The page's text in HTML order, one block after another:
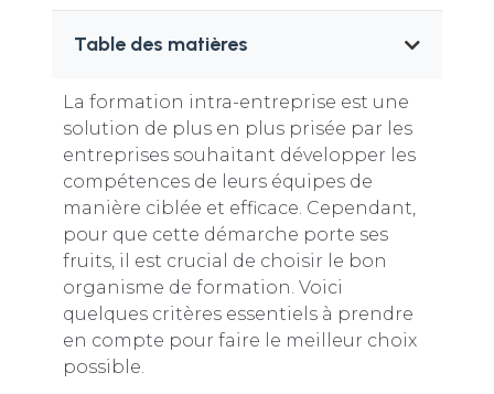
Table des matières
La formation intra-entreprise est une
solution de plus en plus prisée par les
entreprises souhaitant développer les
compétences de leurs équipes de
manière ciblée et efficace. Cependant,
pour que cette démarche porte ses
fruits, il est crucial de choisir le bon
organisme de formation. Voici
quelques critères essentiels à prendre
en compte pour faire le meilleur choix
possible.